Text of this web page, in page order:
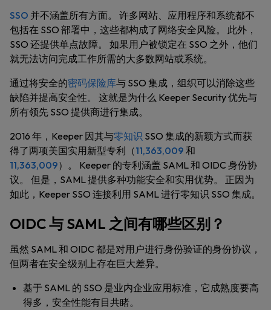
SSO 并不涵盖所有方面。 许多网站、应用程序和系统都不
包括在 SSO 部署中，这些都构成了网络安全风险。 此外，
SSO 还提供单点故障。 如果用户被锁定在 SSO 之外，他们
就无法访问完成工作所需的大多数网站或系统。
通过将安全的密码保险库与 SSO 集成，组织可以消除这些
缺陷并提高安全性。 这就是为什么 Keeper Security 优先与
所有领先 SSO 提供商进行集成。
2016 年，Keeper 因其与零知识 SSO 集成的新颖方式而获
得了两项美国实用新型专利（11,363,009 和
11,363,009）。 Keeper 的专利涵盖 SAML 和 OIDC 身份协
议。 但是，SAML 提供多种功能安全和实用优势。 正因为
如此，Keeper SSO 连接利用 SAML 进行零知识 SSO 集成。
OIDC 与 SAML 之间有哪些区别？
虽然 SAML 和 OIDC 都是对用户进行身份验证的身份协议，
但两者在安全级别上存在巨大差异。
基于 SAML 的 SSO 是业内企业应用标准，它成熟度要高
得多，安全性能有目共睹。